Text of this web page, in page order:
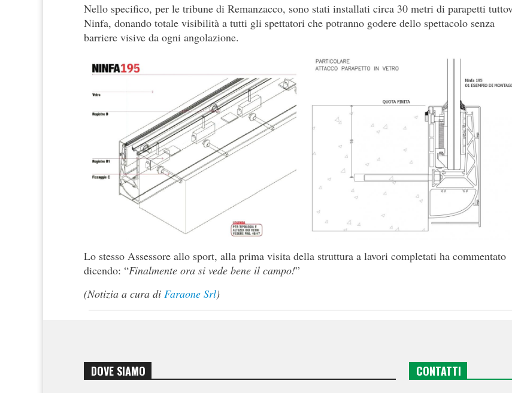
Nello specifico, per le tribune di Remanzacco, sono stati installati circa 30 metri di parapetti
Ninfa, donando totale visibilità a tutti gli spettatori che potranno godere dello spettacolo senza
barriere visive da ogni angolazione.
Lo stesso Assessore allo sport, alla prima visita della struttura a lavori completati ha commentato
dicendo: “Finalmente ora si vede bene il campo!”
(Notizia a cura di Faraone Srl)
DOVE SIAMO CONTATTI